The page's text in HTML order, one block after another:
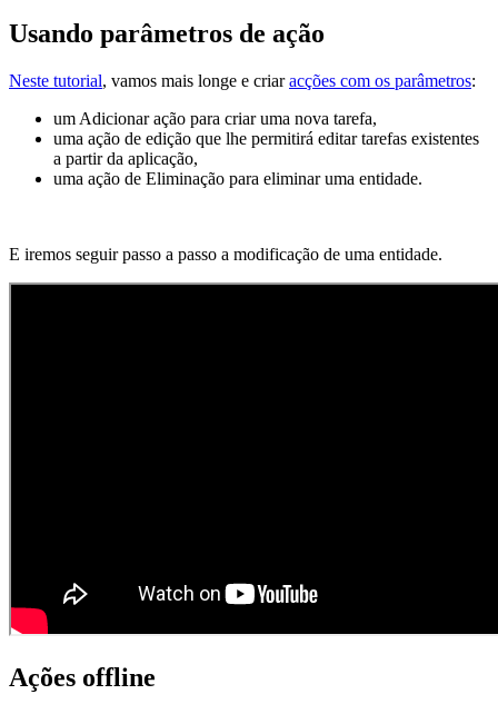
Usando parâmetros de ação
Neste tutorial, vamos mais longe e criaracções com os parâmetros:
um Adicionar ação para criar uma nova tarefa,
uma ação de edição que lhe permitirá editar tarefas existentes
a partir da aplicação,
uma ação de Eliminação para eliminar uma entidade.
E iremos seguir passo a passo a modificação de uma entidade.
Ações offline